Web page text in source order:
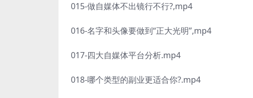
015-做自媒体不出镜行不行?,mp4
016-名字和头像要做到“正大光明”,mp4
017-四大自媒体平台分析.mp4
018-哪个类型的副业更适合你?.mp4